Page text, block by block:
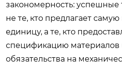
закономерность:
не те, кто предлагает
единицу, а те, кто
спецификацию материалов
обязательства на